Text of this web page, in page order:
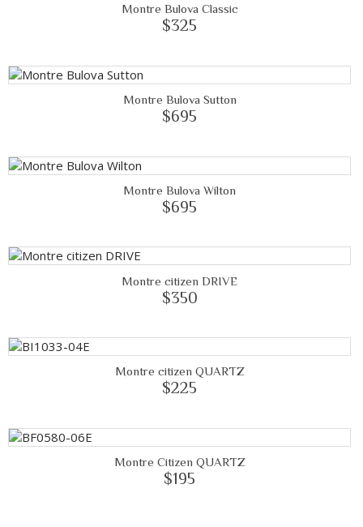
Montre Bulova Classic
$325
Montre Bulova Sutton
$695
Montre Bulova Wilton
$695
Montre citizen DRIVE
$350
Montre citizen QUARTZ
$225
Montre Citizen QUARTZ
$195